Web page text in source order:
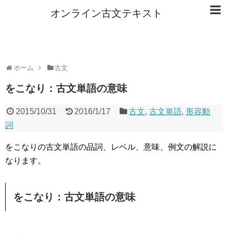
オンライン古文テキスト
ホーム 古文
をこなり：古文単語の意味
2015/10/31 2016/1/17 古文,古文単語,形容動
詞
をこなりの古文単語の品詞、レベル、意味、例文の解説に
なります。
をこなり：古文単語の意味